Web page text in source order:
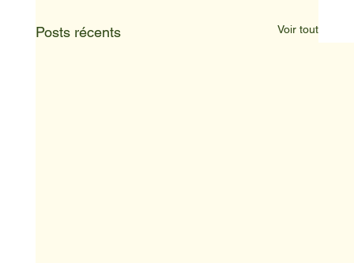
Posts récents Voir tout